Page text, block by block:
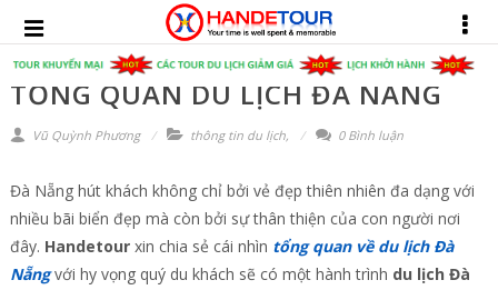
TỔNG QUAN DU LỊCH ĐÀ NẴNG
Vũ Quỳnh Phương thông tin du lịch, 0 Bình luận
Đà Nẵng hút khách không chỉ bởi vẻ đẹp thiên nhiên đa dạng với
nhiều bãi biển đẹp mà còn bởi sự thân thiện của con người nơi
đây. Handetourxin chia sẻ cái nhìn tổng quan về du lịch Đà
Nẵngvới hy vọng quý du khách sẽ có một hành trình du lịch Đà